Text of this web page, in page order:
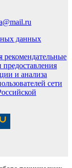
данных
и анализа
сети